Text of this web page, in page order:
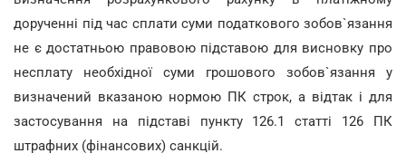
дорученні під час сплати суми податкового зобов`язання
не є достатньою правовою підставою для висновку про
несплату необхідної суми грошового зобов`язання у
визначений вказаною нормою ПК строк, а відтак і для
застосування на підставі пункту 126.1 статті 126 ПК
штрафних (фінансових) санкцій.